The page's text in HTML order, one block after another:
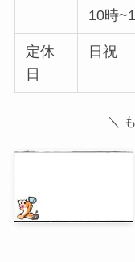
10時
定休
日
日祝
＼